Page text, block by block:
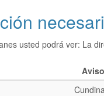
usted podrá ver: La